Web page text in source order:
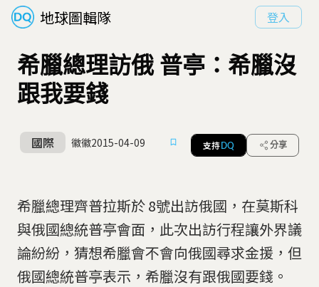
地球圖輯隊 登入
希臘總理訪俄 普亭：希臘沒
跟我要錢
國際 徽徽2015-04-09 支持 DQ 分享
希臘總理齊普拉斯於 8號出訪俄國，在莫斯科
與俄國總統普亭會面，此次出訪行程讓外界議
論紛紛，猜想希臘會不會向俄國尋求金援，但
俄國總統普亭表示，希臘沒有跟俄國要錢。